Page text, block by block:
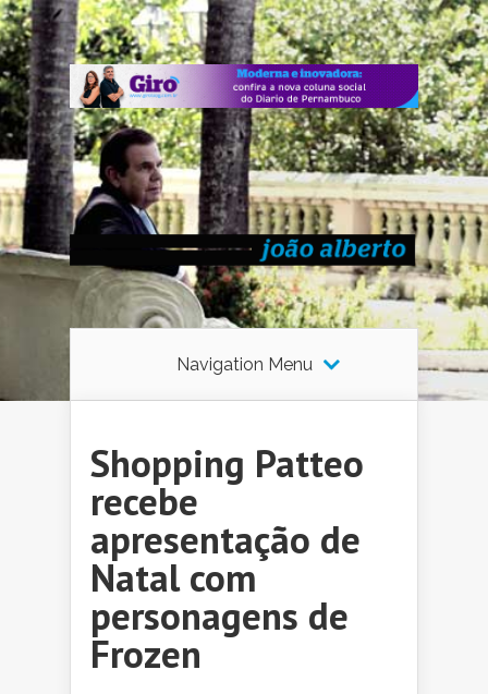
Navigation Menu
Shopping Patteo
recebe
apresentação de
Natal com
personagens de
Frozen